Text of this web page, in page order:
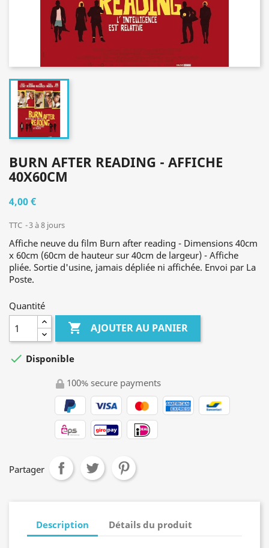
BURN AFTER READING - AFFICHE
40X60CM
4,00 €
TTC 3 à 8 jours
Affiche neuve du film Burn after reading - Dimensions 40cm
x 60cm (60cm de hauteur sur 40cm de largeur) - Affiche
pliée. Sortie d'usine, jamais dépliée ni affichée. Envoi par La
Poste.
Quantité
 AJOUTER AU PANIER
 Disponible
100% secure payments
Partager
Description Détails du produit